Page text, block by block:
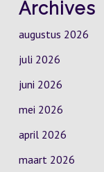
Archives
augustus 2026
juli 2026
juni 2026
mei 2026
april 2026
maart 2026